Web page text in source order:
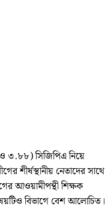
৩.৮৮) সিজিপিএ নিয়ে
শীর্ষস্থানীয় নেতাদের সাথে
আওয়ামীপন্থী শিক্ষক
বিভাগে বেশ আলোচিত।